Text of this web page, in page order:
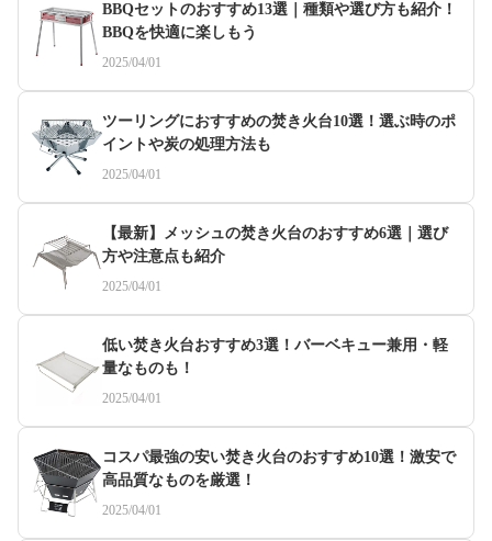
BBQセットのおすすめ13選｜種類や選び方も紹介！
BBQを快適に楽しもう
2025/04/01
ツーリングにおすすめの焚き火台10選！選ぶ時のポ
イントや炭の処理方法も
2025/04/01
【最新】メッシュの焚き火台のおすすめ6選｜選び
方や注意点も紹介
2025/04/01
低い焚き火台おすすめ3選！バーベキュー兼用・軽
量なものも！
2025/04/01
コスパ最強の安い焚き火台のおすすめ10選！激安で
高品質なものを厳選！
2025/04/01